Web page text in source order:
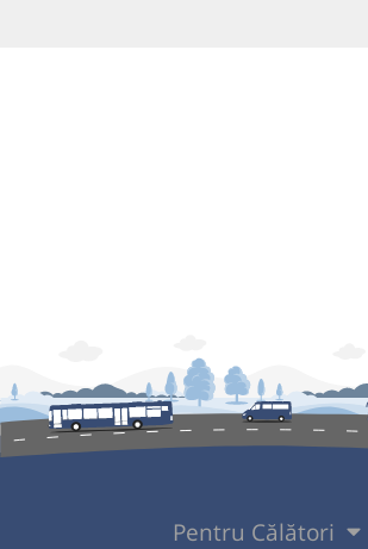
Pentru Călători